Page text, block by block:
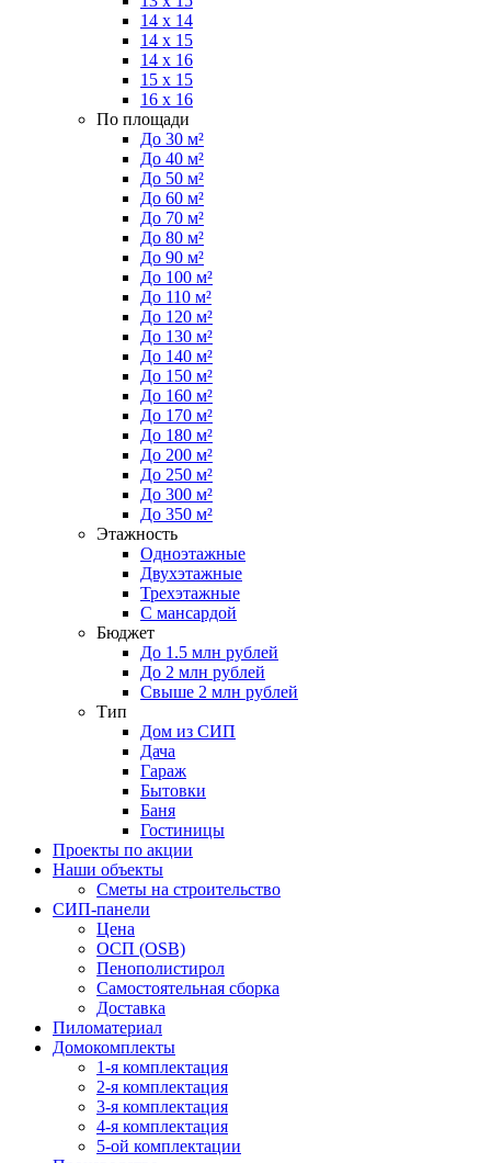
14 x 14
14 x 15
14 x 16
15 x 15
16 x 16
По площади
До 30 м²
До 40 м²
До 50 м²
До 60 м²
До 70 м²
До 80 м²
До 90 м²
До 100 м²
До 110 м²
До 120 м²
До 130 м²
До 140 м²
До 150 м²
До 160 м²
До 170 м²
До 180 м²
До 200 м²
До 250 м²
До 300 м²
До 350 м²
Этажность
Одноэтажные
Двухэтажные
Трехэтажные
С мансардой
Бюджет
До 1.5 млн рублей
До 2 млн рублей
Свыше 2 млн рублей
Тип
Дом из СИП
Дача
Гараж
Бытовки
Баня
Гостиницы
Проекты по акции
Наши объекты
Сметы на строительство
СИП-панели
Цена
ОСП (OSB)
Пенополистирол
Самостоятельная сборка
Доставка
Пиломатериал
Домокомплекты
1-я комплектация
2-я комплектация
3-я комплектация
4-я комплектация
5-ой комплектации